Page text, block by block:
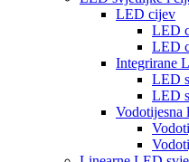
LED cijev
LED
LED
Integrirane
LED
LED
Vodotijesna